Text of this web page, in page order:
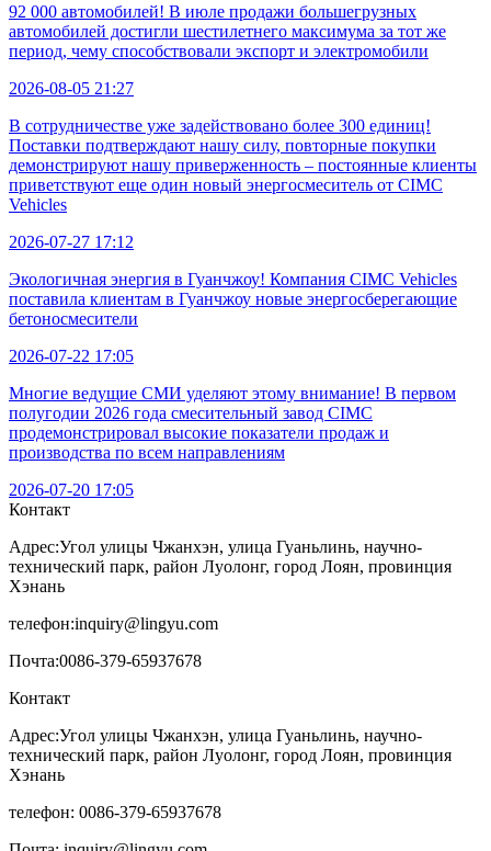
92 000 автомобилей! В июле продажи большегрузных
автомобилей достигли шестилетнего максимума за тот же
период, чему способствовали экспорт и электромобили
2026-08-05 21:27
В сотрудничестве уже задействовано более 300 единиц!
Поставки подтверждают нашу силу, повторные покупки
демонстрируют нашу приверженность – постоянные клиенты
приветствуют еще один новый энергосмеситель от CIMC
Vehicles
2026-07-27 17:12
Экологичная энергия в Гуанчжоу! Компания CIMC Vehicles
поставила клиентам в Гуанчжоу новые энергосберегающие
бетоносмесители
2026-07-22 17:05
Многие ведущие СМИ уделяют этому внимание! В первом
полугодии 2026 года смесительный завод CIMC
продемонстрировал высокие показатели продаж и
производства по всем направлениям
2026-07-20 17:05
Контакт
Адрес:Угол улицы Чжанхэн, улица Гуаньлинь, научно-
технический парк, район Луолонг, город Лоян, провинция
Хэнань
телефон:inquiry@lingyu.com
Почта:0086-379-65937678
Контакт
Адрес:Угол улицы Чжанхэн, улица Гуаньлинь, научно-
технический парк, район Луолонг, город Лоян, провинция
Хэнань
телефон: 0086-379-65937678